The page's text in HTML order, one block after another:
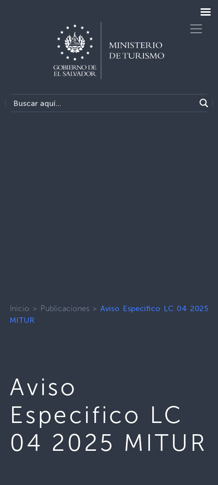
Inicio > Publicaciones > Aviso Especifico LC 04 2025
MITUR
Aviso
Especifico LC
04 2025 MITUR